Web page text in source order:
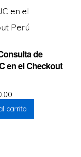
de
en el Checkout
carrito